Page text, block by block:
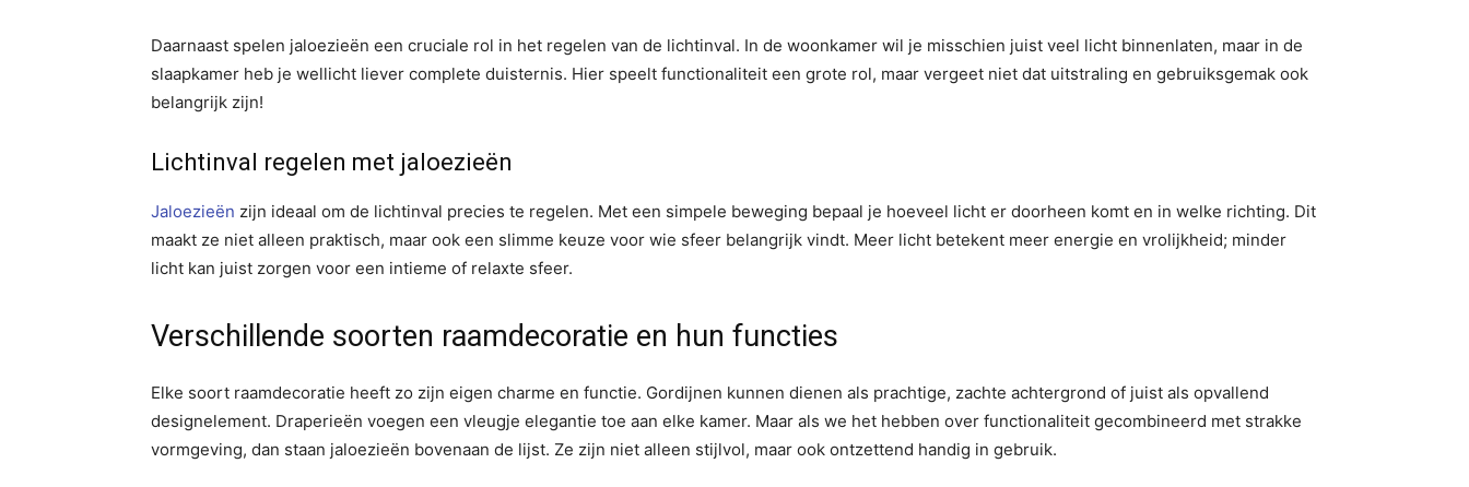
Daarnaast spelen jaloezieën een cruciale rol in het regelen van de lichtinval. In de woonkamer wil je misschien juist veel licht binnenlaten, maar in de
slaapkamer heb je wellicht liever complete duisternis. Hier speelt functionaliteit een grote rol, maar vergeet niet dat uitstraling en gebruiksgemak ook
belangrijk zijn!
Lichtinval regelen met jaloezieën
Jaloezieën zijn ideaal om de lichtinval precies te regelen. Met een simpele beweging bepaal je hoeveel licht er doorheen komt en in welke richting. Dit
maakt ze niet alleen praktisch, maar ook een slimme keuze voor wie sfeer belangrijk vindt. Meer licht betekent meer energie en vrolijkheid; minder
licht kan juist zorgen voor een intieme of relaxte sfeer.
Verschillende soorten raamdecoratie en hun functies
Elke soort raamdecoratie heeft zo zijn eigen charme en functie. Gordijnen kunnen dienen als prachtige, zachte achtergrond of juist als opvallend
designelement. Draperieën voegen een vleugje elegantie toe aan elke kamer. Maar als we het hebben over functionaliteit gecombineerd met strakke
vormgeving, dan staan jaloezieën bovenaan de lijst. Ze zijn niet alleen stijlvol, maar ook ontzettend handig in gebruik.